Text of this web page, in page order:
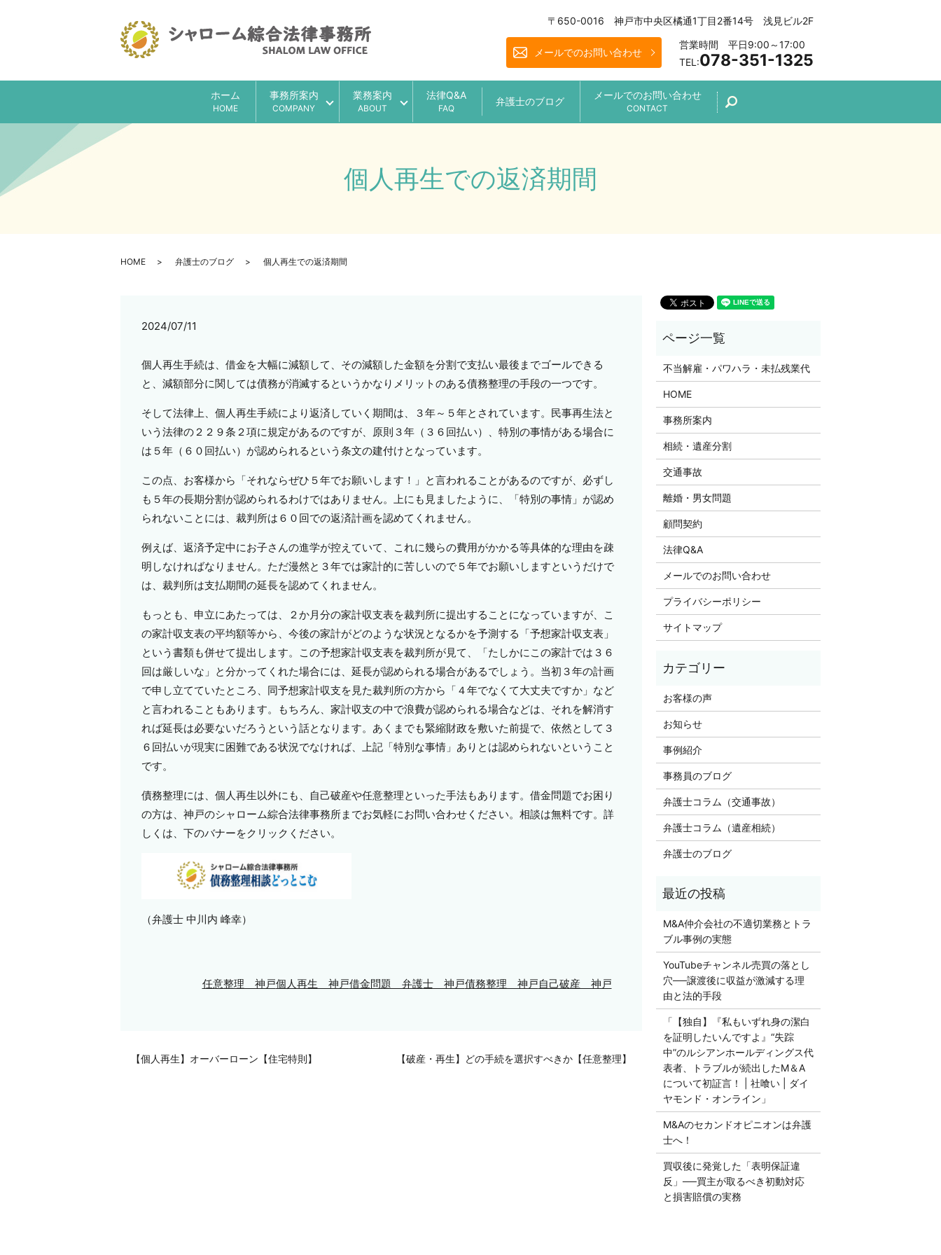
〒650-0016 神戸市中央区橘通1丁目2番14号 浅見ビル2F
メールでのお問い合わせ
営業時間 平日9:00～17:00
TEL:078-351-1325
ホーム
HOME
事務所案内
COMPANY
業務案内
ABOUT
法律Q&A
FAQ
弁護士のブログ
メールでのお問い合わせ
CONTACT search
個人再生での返済期間
HOME 弁護士のブログ 個人再生での返済期間
2024/07/11
個人再生手続は、借金を大幅に減額して、その減額した金額を分割で支払い最後までゴールできる
と、減額部分に関しては債務が消滅するというかなりメリットのある債務整理の手段の一つです。
そして法律上、個人再生手続により返済していく期間は、３年～５年とされています。民事再生法と
いう法律の２２９条２項に規定があるのですが、原則３年（３６回払い）、特別の事情がある場合に
は５年（６０回払い）が認められるという条文の建付けとなっています。
この点、お客様から「それならぜひ５年でお願いします！」と言われることがあるのですが、必ずし
も５年の長期分割が認められるわけではありません。上にも見ましたように、「特別の事情」が認め
られないことには、裁判所は６０回での返済計画を認めてくれません。
例えば、返済予定中にお子さんの進学が控えていて、これに幾らの費用がかかる等具体的な理由を疎
明しなければなりません。ただ漫然と３年では家計的に苦しいので５年でお願いしますというだけで
は、裁判所は支払期間の延長を認めてくれません。
もっとも、申立にあたっては、２か月分の家計収支表を裁判所に提出することになっていますが、こ
の家計収支表の平均額等から、今後の家計がどのような状況となるかを予測する「予想家計収支表」
という書類も併せて提出します。この予想家計収支表を裁判所が見て、「たしかにこの家計では３６
回は厳しいな」と分かってくれた場合には、延長が認められる場合があるでしょう。当初３年の計画
で申し立てていたところ、同予想家計収支を見た裁判所の方から「４年でなくて大丈夫ですか」など
と言われることもあります。もちろん、家計収支の中で浪費が認められる場合などは、それを解消す
れば延長は必要ないだろうという話となります。あくまでも緊縮財政を敷いた前提で、依然として３
６回払いが現実に困難である状況でなければ、上記「特別な事情」ありとは認められないということ
です。
債務整理には、個人再生以外にも、自己破産や任意整理といった手法もあります。借金問題でお困り
の方は、神戸のシャローム綜合法律事務所までお気軽にお問い合わせください。相談は無料です。詳
しくは、下のバナーをクリックください。
（弁護士 中川内 峰幸）
任意整理 神戸個人再生 神戸借金問題 弁護士 神戸債務整理 神戸自己破産 神戸
【個人再生】オーバーローン【住宅特則】 【破産・再生】どの手続を選択すべきか【任意整理】
不当解雇・パワハラ・未払残業代
HOME
事務所案内
相続・遺産分割
交通事故
離婚・男女問題
顧問契約
法律Q&A
メールでのお問い合わせ
プライバシーポリシー
サイトマップ
お客様の声
お知らせ
事例紹介
事務員のブログ
弁護士コラム（交通事故）
弁護士コラム（遺産相続）
弁護士のブログ
M&A仲介会社の不適切業務とトラ
ブル事例の実態
YouTubeチャンネル売買の落とし
穴──譲渡後に収益が激減する理
由と法的手段
「【独自】『私もいずれ身の潔白
を証明したいんですよ』“失踪
中”のルシアンホールディングス代
表者、トラブルが続出したM＆A
について初証言！ | 社喰い | ダイ
ヤモンド・オンライン」
M&Aのセカンドオピニオンは弁護
士へ！
買収後に発覚した「表明保証違
反」──買主が取るべき初動対応
と損害賠償の実務